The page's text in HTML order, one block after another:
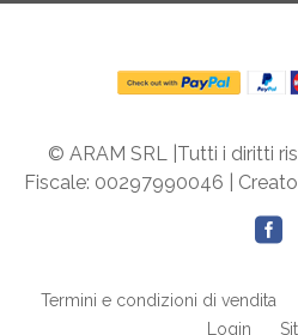
© ARAM SRL |Tutti i diritti
Fiscale: 00297990046 |
Termini e condizioni di vendita
Login